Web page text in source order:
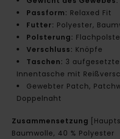
Passform: Relaxed Fit
Futter: Polyester,
Polsterung:
Verschluss: Knöpfe
Taschen: 3
Innentasche mit
Gewebter Patch,
Doppelnaht
Zusammensetzung
Baumwolle, 40 % Polyester